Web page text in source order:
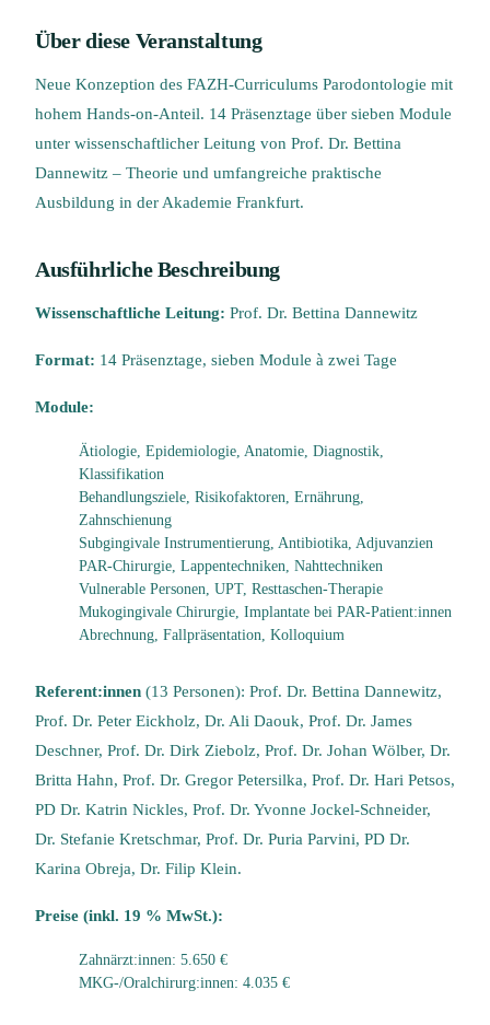
Über diese Veranstaltung
Neue Konzeption des FAZH-Curriculums Parodontologie mit
hohem Hands-on-Anteil. 14 Präsenztage über sieben Module
unter wissenschaftlicher Leitung von Prof. Dr. Bettina
Dannewitz – Theorie und umfangreiche praktische
Ausbildung in der Akademie Frankfurt.
Ausführliche Beschreibung
Wissenschaftliche Leitung: Prof. Dr. Bettina Dannewitz
Format: 14 Präsenztage, sieben Module à zwei Tage
Module:
Ätiologie, Epidemiologie, Anatomie, Diagnostik,
Klassifikation
Behandlungsziele, Risikofaktoren, Ernährung,
Zahnschienung
Subgingivale Instrumentierung, Antibiotika, Adjuvanzien
PAR-Chirurgie, Lappentechniken, Nahttechniken
Vulnerable Personen, UPT, Resttaschen-Therapie
Mukogingivale Chirurgie, Implantate bei PAR-Patient:innen
Abrechnung, Fallpräsentation, Kolloquium
Referent:innen (13 Personen): Prof. Dr. Bettina Dannewitz,
Prof. Dr. Peter Eickholz, Dr. Ali Daouk, Prof. Dr. James
Deschner, Prof. Dr. Dirk Ziebolz, Prof. Dr. Johan Wölber, Dr.
Britta Hahn, Prof. Dr. Gregor Petersilka, Prof. Dr. Hari Petsos,
PD Dr. Katrin Nickles, Prof. Dr. Yvonne Jockel-Schneider,
Dr. Stefanie Kretschmar, Prof. Dr. Puria Parvini, PD Dr.
Karina Obreja, Dr. Filip Klein.
Preise (inkl. 19 % MwSt.):
Zahnärzt:innen: 5.650 €
MKG-/Oralchirurg:innen: 4.035 €